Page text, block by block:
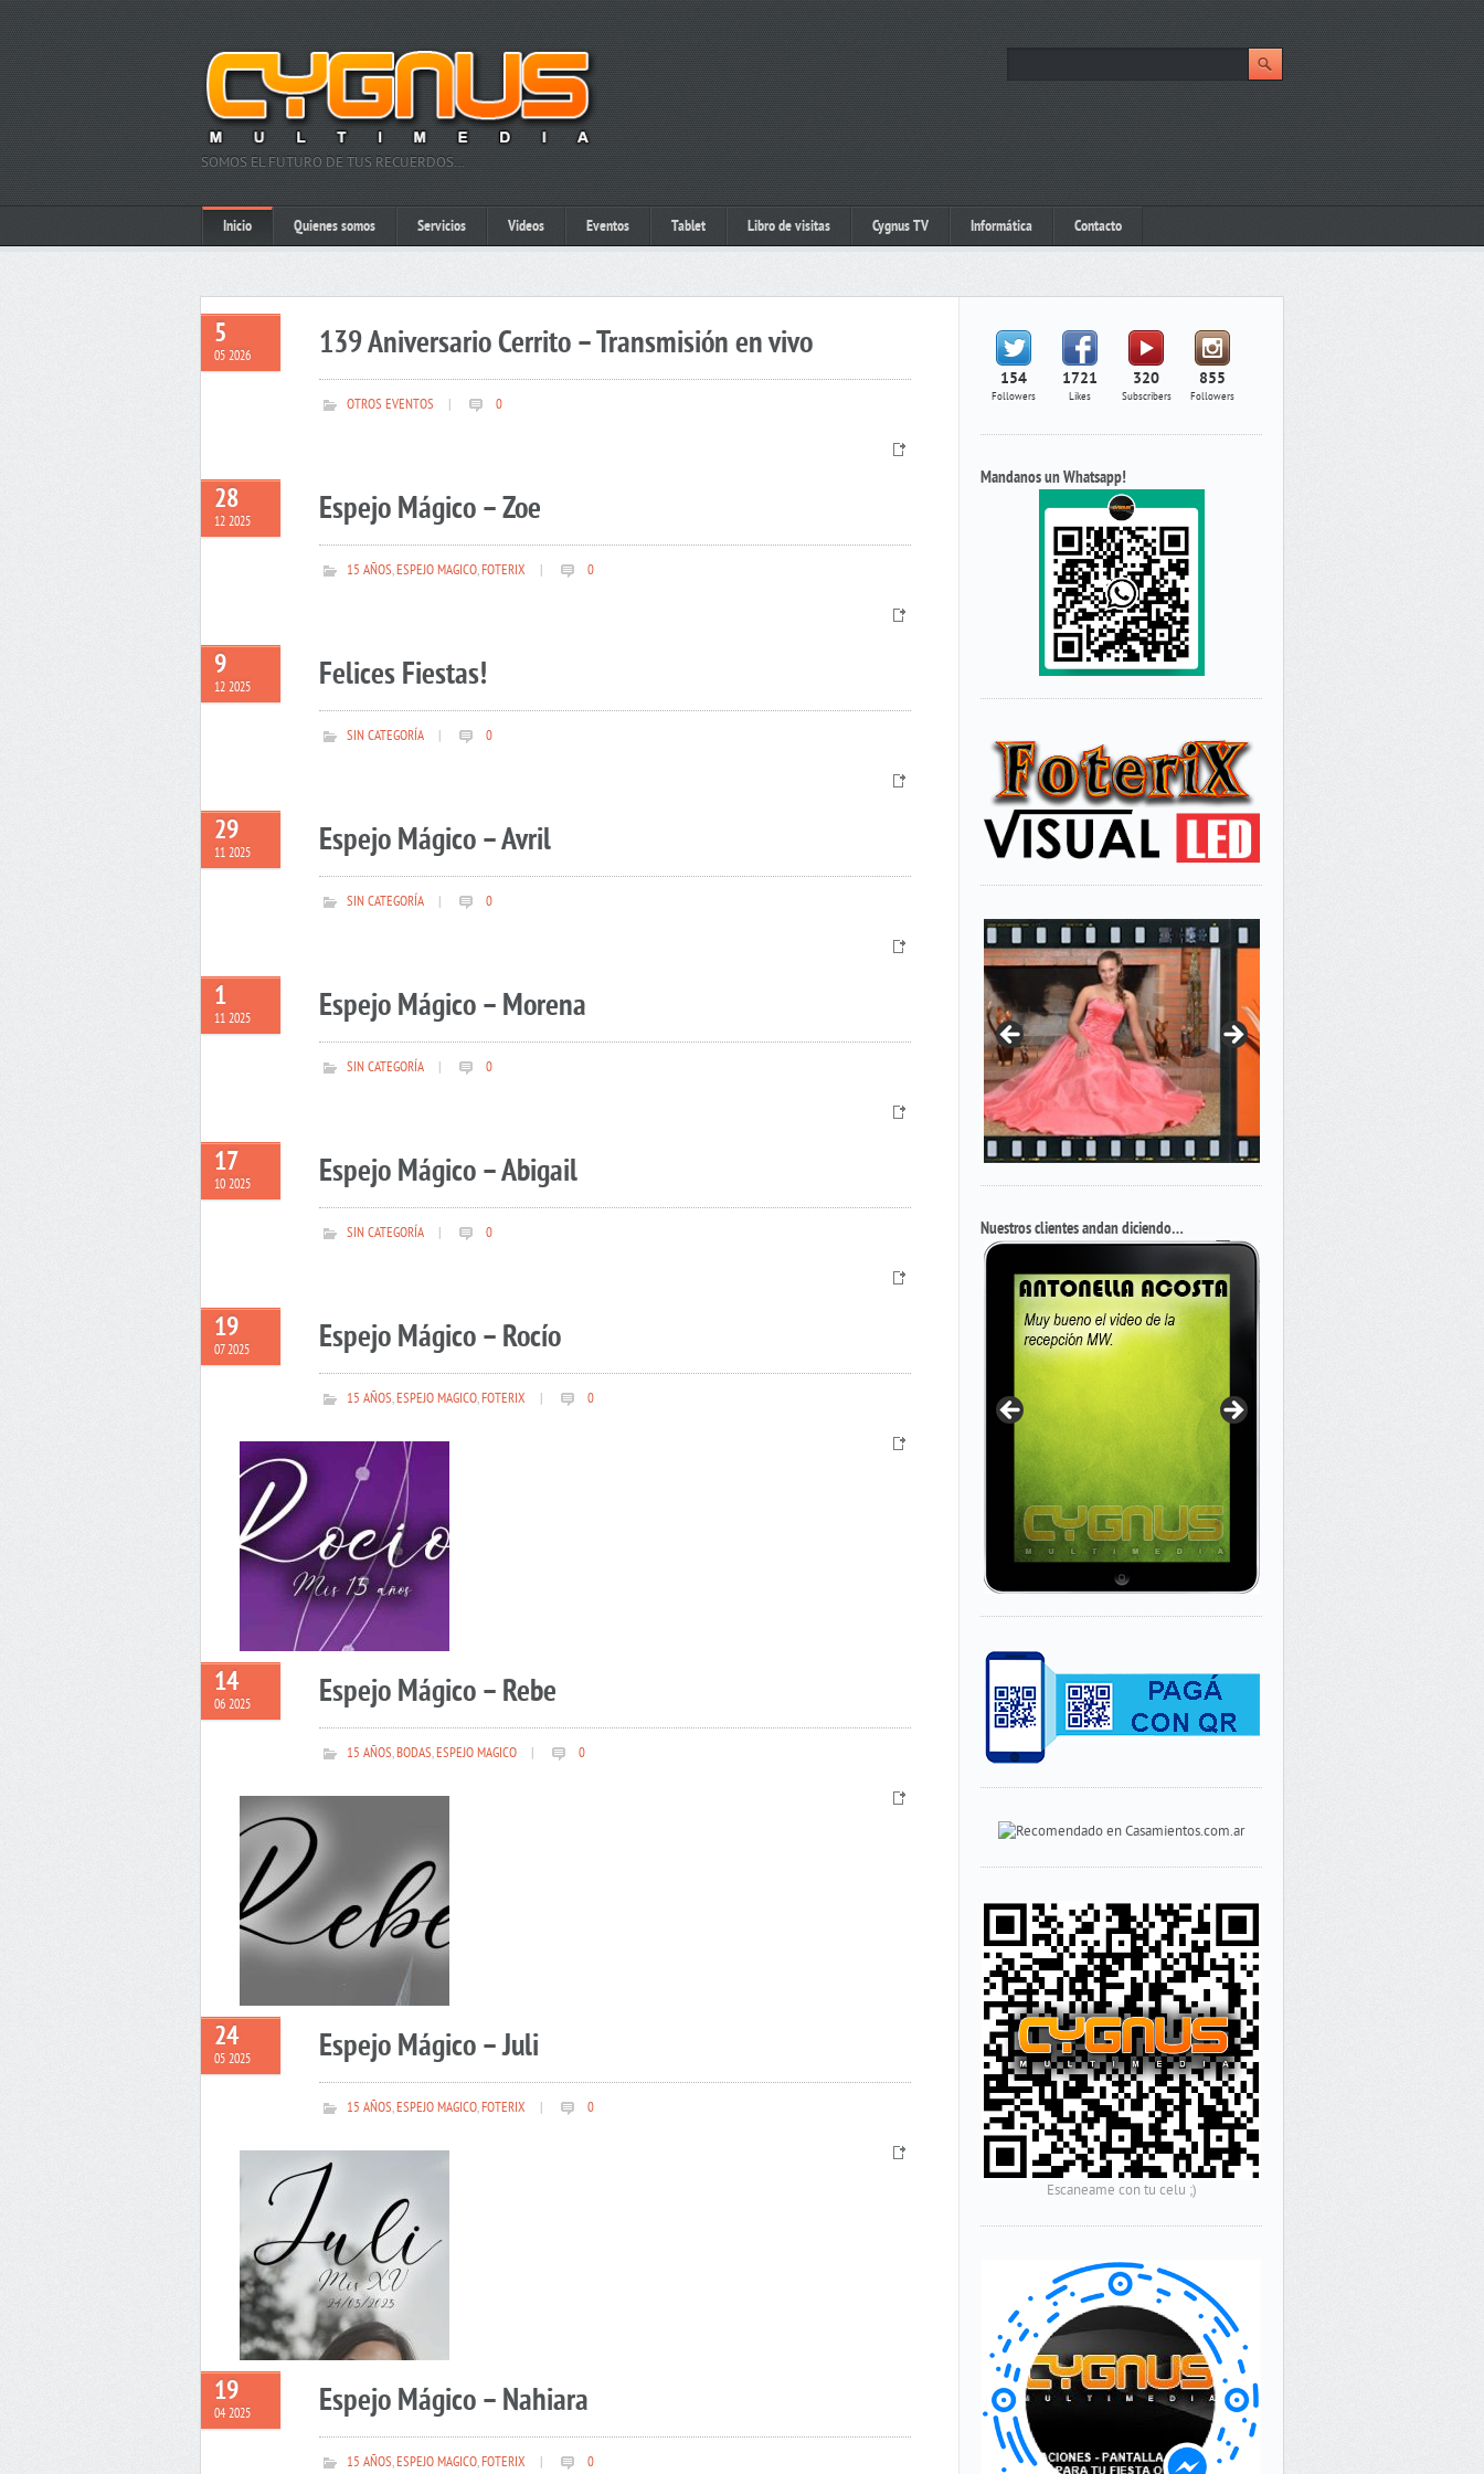
SOMOS EL FUTURO DE TUS RECUERDOS…
Inicio Quienes somos Servicios Videos Eventos Tablet Libro de visitas Cygnus TV Informática Contacto
5
05 2026 139 Aniversario Cerrito – Transmisión en vivo
OTROS EVENTOS 0
28
12 2025 Espejo Mágico – Zoe
15 AÑOS,ESPEJO MAGICO,FOTERIX 0
9
12 2025 Felices Fiestas!
SIN CATEGORÍA 0
29
11 2025 Espejo Mágico – Avril
SIN CATEGORÍA 0
1
11 2025 Espejo Mágico – Morena
SIN CATEGORÍA 0
17
10 2025 Espejo Mágico – Abigail
SIN CATEGORÍA 0
19
07 2025 Espejo Mágico – Rocío
15 AÑOS,ESPEJO MAGICO,FOTERIX 0
14
06 2025 Espejo Mágico – Rebe
15 AÑOS,BODAS,ESPEJO MAGICO 0
24
05 2025 Espejo Mágico – Juli
15 AÑOS,ESPEJO MAGICO,FOTERIX 0
19
04 2025 Espejo Mágico – Nahiara
15 AÑOS,ESPEJO MAGICO,FOTERIX 0
154
Followers
1721
Likes
320
Subscribers
855
Followers
Mandanos un Whatsapp!
Nuestros clientes andan diciendo…
Escaneame con tu celu ;)